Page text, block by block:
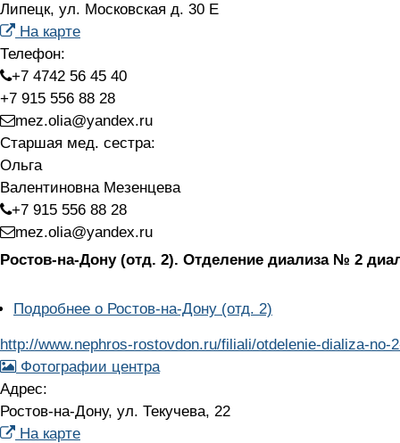
Липецк, ул. Московская д. 30 Е
На карте
Телефон:
+7 4742 56 45 40
+7 915 556 88 28
mez.olia@yandex.ru
Старшая мед. сестра:
Ольга
Валентиновна Мезенцева
+7 915 556 88 28
mez.olia@yandex.ru
Ростов-на-Дону (отд. 2). Отделение диализа № 2
Подробнее о Ростов-на-Дону (отд. 2)
http://www.nephros-rostovdon.ru/filiali/otdelenie-dializa-no-
Фотографии центра
Адрес:
Ростов-на-Дону, ул. Текучева, 22
На карте